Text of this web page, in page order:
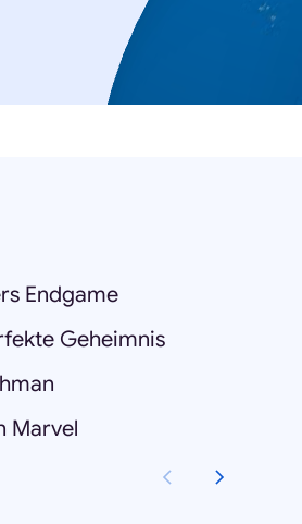
Endgame
Geheimnis
Marvel